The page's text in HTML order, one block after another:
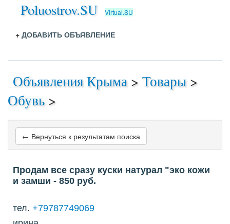
Poluostrov.SU Virtual.SU
+ ДОБАВИТЬ ОБЪЯВЛЕНИЕ
Объявления Крыма > Товары >
Обувь>
← Вернуться к результатам поиска
Продам все сразу куски натурал "эко кожи
и замши - 850 руб.
тел. +79787749069